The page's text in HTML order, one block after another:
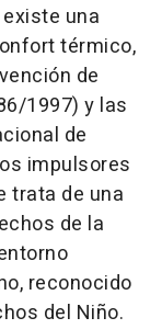
una
térmico,
de
1997) y las
de
impulsores
trata de una
de la
reconocido
del Niño.